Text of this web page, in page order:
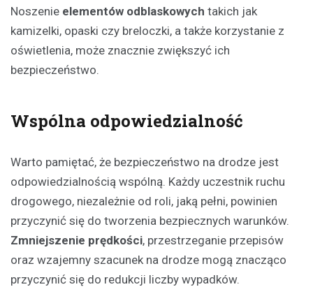
Noszenie elementów odblaskowych takich jak
kamizelki, opaski czy breloczki, a także korzystanie z
oświetlenia, może znacznie zwiększyć ich
bezpieczeństwo.
Wspólna odpowiedzialność
Warto pamiętać, że bezpieczeństwo na drodze jest
odpowiedzialnością wspólną. Każdy uczestnik ruchu
drogowego, niezależnie od roli, jaką pełni, powinien
przyczynić się do tworzenia bezpiecznych warunków.
Zmniejszenie prędkości, przestrzeganie przepisów
oraz wzajemny szacunek na drodze mogą znacząco
przyczynić się do redukcji liczby wypadków.